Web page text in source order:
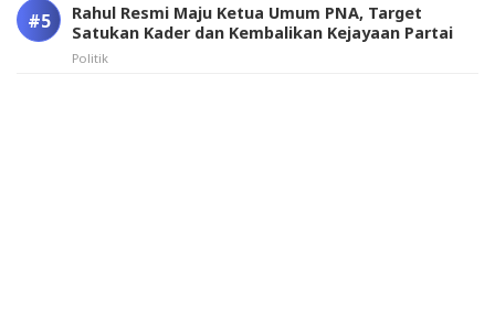
Rahul Resmi Maju Ketua Umum PNA, Target
Satukan Kader dan Kembalikan Kejayaan Partai
Politik